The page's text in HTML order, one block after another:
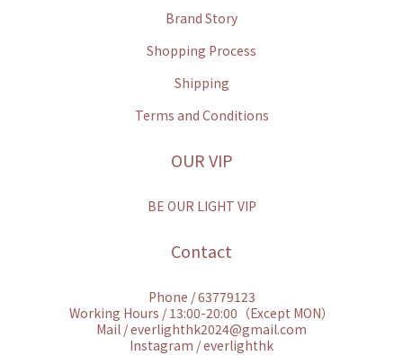
Brand Story
Shopping Process
Shipping
Terms and Conditions
OUR VIP
BE OUR LIGHT VIP
Contact
Phone / 63779123
Working Hours / 13:00-20:00（Except MON）
Mail / everlighthk2024@gmail.com
Instagram / everlighthk